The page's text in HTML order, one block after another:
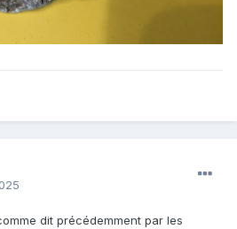
dit précédemment par les